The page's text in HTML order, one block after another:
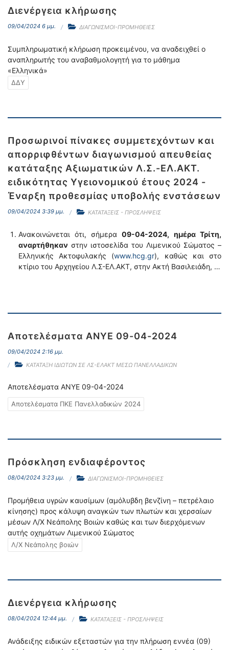
Διενέργεια κλήρωσης
09/04/2024 6 μμ. ΔΙΑΓΩΝΙΣΜΟΙ-ΠΡΟΜΗΘΕΙΕΣ
Συμπληρωματική κλήρωση προκειμένου, να αναδειχθεί ο
αναπληρωτής του αναβαθμολογητή για το μάθημα
«Ελληνικά»
ΔΔΥ
Προσωρινοί πίνακες συμμετεχόντων και
απορριφθέντων διαγωνισμού απευθείας
κατάταξης Αξιωματικών Λ.Σ.-ΕΛ.ΑΚΤ.
ειδικότητας Υγειονομικού έτους 2024 -
Έναρξη προθεσμίας υποβολής ενστάσεων
09/04/2024 3:39 μμ. ΚΑΤΑΤΑΞΕΙΣ - ΠΡΟΣΛΗΨΕΙΣ
Ανακοινώνεται ότι, σήμερα 09-04-2024, ημέρα Τρίτη,
αναρτήθηκαν στην ιστοσελίδα του Λιμενικού Σώματος –
Ελληνικής Ακτοφυλακής (www.hcg.gr), καθώς και στο
κτίριο του Αρχηγείου Λ.Σ-ΕΛ.ΑΚΤ, στην Ακτή Βασιλειάδη, …
Αποτελέσματα ΑΝΥΕ 09-04-2024
09/04/2024 2:16 μμ.
ΚΑΤΑΤΑΞΗ ΙΔΙΩΤΩΝ ΣΕ ΛΣ-ΕΛΑΚΤ ΜΕΣΩ ΠΑΝΕΛΛΑΔΙΚΩΝ
Αποτελέσματα ΑΝΥΕ 09-04-2024
Αποτελέσματα ΠΚΕ Πανελλαδικών 2024
Πρόσκληση ενδιαφέροντος
08/04/2024 3:23 μμ. ΔΙΑΓΩΝΙΣΜΟΙ-ΠΡΟΜΗΘΕΙΕΣ
Προμήθεια υγρών καυσίμων (αμόλυβδη βενζίνη – πετρέλαιο
κίνησης) προς κάλυψη αναγκών των πλωτών και χερσαίων
μέσων Λ/Χ Νεάπολης Βοιών καθώς και των διερχόμενων
αυτής οχημάτων Λιμενικού Σώματος
Λ/Χ Νεάπολης βοιών
Διενέργεια κλήρωσης
08/04/2024 12:44 μμ. ΚΑΤΑΤΑΞΕΙΣ - ΠΡΟΣΛΗΨΕΙΣ
Ανάδειξης ειδικών εξεταστών για την πλήρωση εννέα (09)